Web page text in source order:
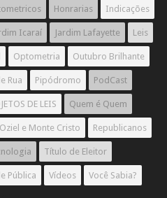
Honrarias Indicações
Icaraí Jardim Lafayette Leis
Optometria Outubro Brilhante
Rua Pipódromo PodCast
DE LEIS Quem é Quem
e Monte Cristo Republicanos
Título de Eleitor
Pública Vídeos Você Sabia?